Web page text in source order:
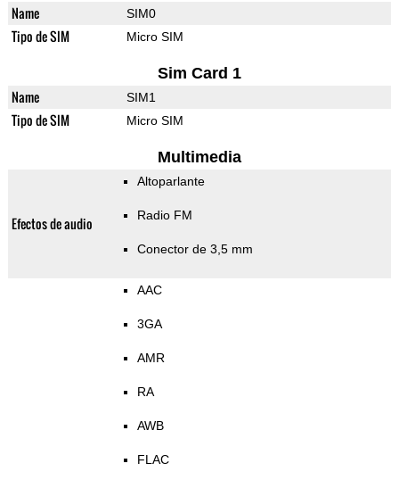
Name SIM0
Tipo de SIM Micro SIM
Sim Card 1
Name SIM1
Tipo de SIM Micro SIM
Multimedia
Efectos de audio
Altoparlante
Radio FM
Conector de 3,5 mm
AAC
3GA
AMR
RA
AWB
FLAC